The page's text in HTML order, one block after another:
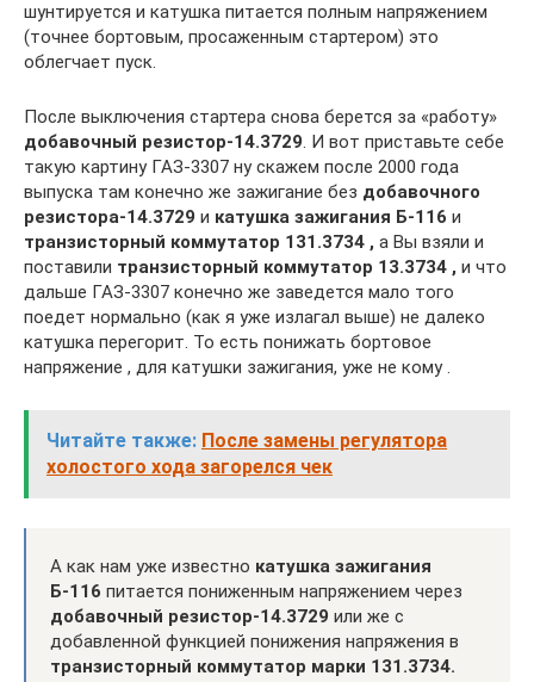
шунтируется и катушка питается полным напряжением
(точнее бортовым, просаженным стартером) это
облегчает пуск.
После выключения стартера снова берется за «работу»
добавочный резистор-14.3729. И вот приставьте себе
такую картину ГАЗ-3307 ну скажем после 2000 года
выпуска там конечно же зажигание без добавочного
резистора-14.3729 и катушка зажигания Б-116 и
транзисторный коммутатор 131.3734 , а Вы взяли и
поставили транзисторный коммутатор 13.3734 , и что
дальше ГАЗ-3307 конечно же заведется мало того
поедет нормально (как я уже излагал выше) не далеко
катушка перегорит. То есть понижать бортовое
напряжение , для катушки зажигания, уже не кому .
Читайте также: После замены регулятора
холостого хода загорелся чек
А как нам уже известно катушка зажигания
Б-116 питается пониженным напряжением через
добавочный резистор-14.3729 или же с
добавленной функцией понижения напряжения в
транзисторный коммутатор марки 131.3734.